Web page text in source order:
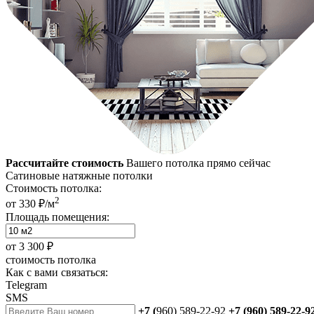
Рассчитайте стоимость Вашего потолка прямо сейчас
Сатиновые натяжные потолки
Стоимость потолка:
от 330 ₽/м2
Площадь помещения:
от 3 300 ₽
стоимость потолка
Как с вами связаться:
Telegram
SMS
+7 (960) 589-22-92 +7 (960) 589-22-